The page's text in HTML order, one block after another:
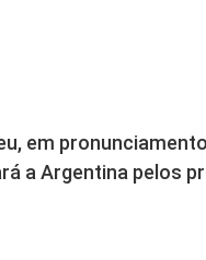
em
a Argentina pelos